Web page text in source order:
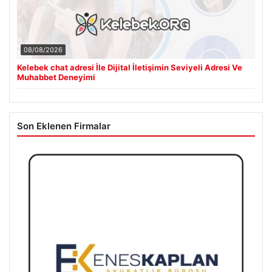
08/08/2026
Kelebek chat adresi İle Dijital İletişimin Seviyeli Adresi Ve
Muhabbet Deneyimi
Son Eklenen Firmalar